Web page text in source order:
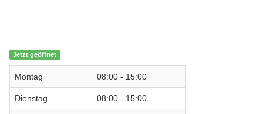
Jetzt geöffnet
Montag 08:00 - 15:00
Dienstag 08:00 - 15:00